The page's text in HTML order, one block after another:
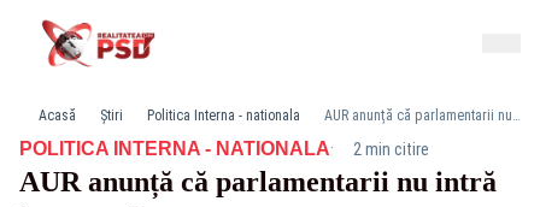
Acasă Știri Politica Interna - nationala AUR anunță că parlamentarii nu intră în vacanță
POLITICA INTERNA - NATIONALA· 2 min citire
AUR anunță că parlamentarii nu intră